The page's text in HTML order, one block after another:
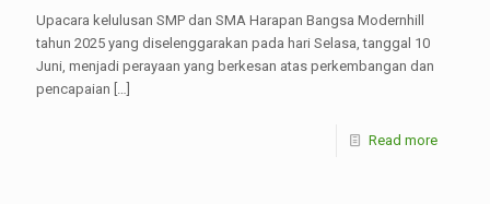
Upacara kelulusan SMP dan SMA Harapan Bangsa Modernhill
tahun 2025 yang diselenggarakan pada hari Selasa, tanggal 10
Juni, menjadi perayaan yang berkesan atas perkembangan dan
pencapaian […]
Read more